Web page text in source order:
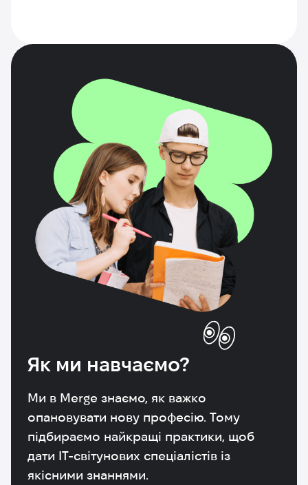
Як ми навчаємо?
Ми в Merge знаємо, як важко
опановувати нову професію. Тому
підбираємо найкращі практики, щоб
дати IT-світунових спеціалістів із
якісними знаннями.